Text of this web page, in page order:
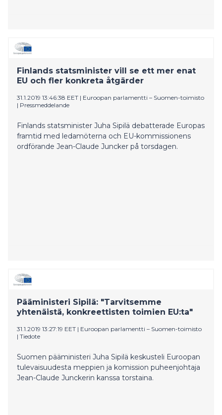
Finlands statsminister vill se ett mer enat
EU och fler konkreta åtgärder
31.1.2019 13:46:38 EET | Euroopan parlamentti – Suomen-toimisto
| Pressmeddelande
Finlands statsminister Juha Sipilä debatterade Europas
framtid med ledamöterna och EU-kommissionens
ordförande Jean-Claude Juncker på torsdagen.
Pääministeri Sipilä: "Tarvitsemme
yhtenäistä, konkreettisten toimien EU:ta"
31.1.2019 13:27:19 EET | Euroopan parlamentti – Suomen-toimisto
| Tiedote
Suomen pääministeri Juha Sipilä keskusteli Euroopan
tulevaisuudesta meppien ja komission puheenjohtaja
Jean-Claude Junckerin kanssa torstaina.